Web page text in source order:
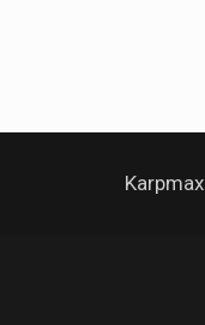
Karpmax